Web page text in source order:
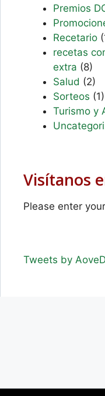
Premios
Recetario
recetas
extra (8)
Salud (2)
Sorteos (1)
Turismo y
Visítanos
Please enter
Tweets by